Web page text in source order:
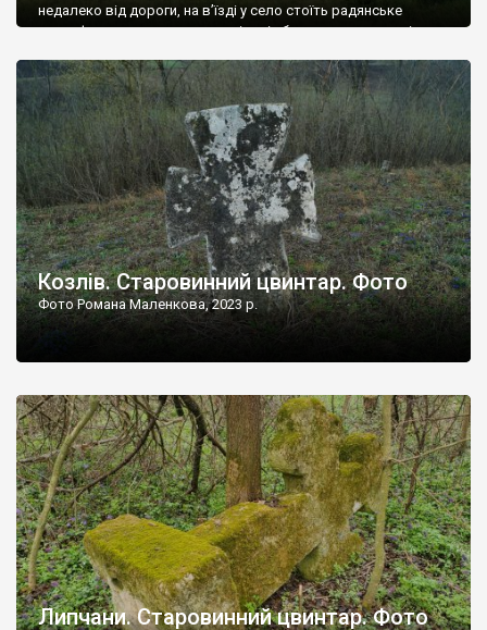
недалеко від дороги, на в’їзді у село стоїть радянське
рельєфне пано, яке показує жінку і яблуню, а трохи далі, десь
не видно, але видно дві стареньких колії у траві – […]
Козлів. Старовинний цвинтар. Фото
Фото Романа Маленкова, 2023 р.
Липчани. Старовинний цвинтар. Фото